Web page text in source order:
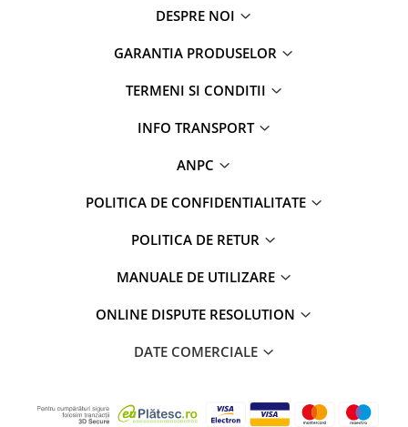
DESPRE NOI
GARANTIA PRODUSELOR
TERMENI SI CONDITII
INFO TRANSPORT
ANPC
POLITICA DE CONFIDENTIALITATE
POLITICA DE RETUR
MANUALE DE UTILIZARE
ONLINE DISPUTE RESOLUTION
DATE COMERCIALE